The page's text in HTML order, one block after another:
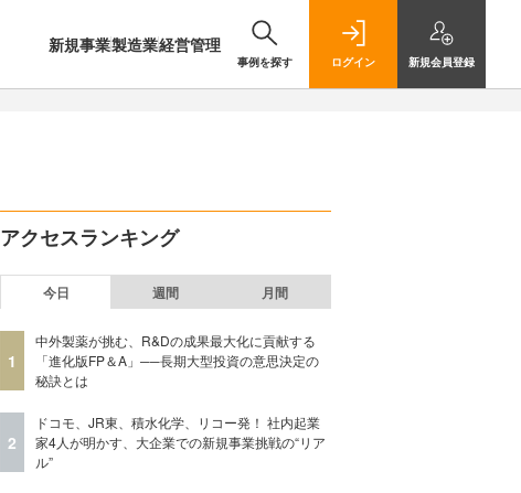
新規事業製造業経営管理
事例を探す ログイン 新規会員登録
アクセスランキング
今日 週間 月間
1
中外製薬が挑む、R&Dの成果最大化に貢献する
「進化版FP＆A」──長期大型投資の意思決定の
秘訣とは
2
ドコモ、JR東、積水化学、リコー発！ 社内起業
家4人が明かす、大企業での新規事業挑戦の“リア
ル”